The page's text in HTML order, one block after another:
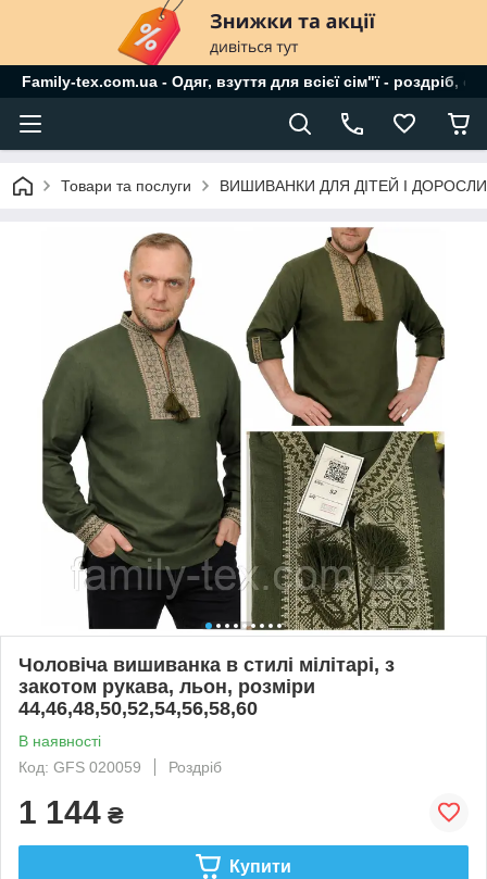
Family-tex.com.ua - Одяг, взуття для всієї сім"ї - роздріб,
Товари та послуги ВИШИВАНКИ ДЛЯ ДІТЕЙ І
Чоловіча вишиванка в стилі мілітарі, з
закотом рукава, льон, розміри
44,46,48,50,52,54,56,58,60
В наявності
Код: GFS 020059
Роздріб
1 144 ₴
Купити